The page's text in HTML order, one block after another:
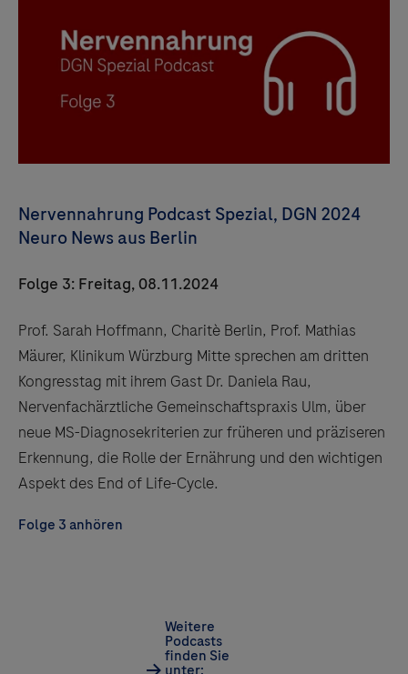
Nervennahrung Podcast Spezial, DGN 2024
Neuro News aus Berlin
Folge 3: Freitag, 08.11.2024
Prof. Sarah Hoffmann, Charitè Berlin, Prof. Mathias
Mäurer, Klinikum Würzburg Mitte sprechen am dritten
Kongresstag mit ihrem Gast Dr. Daniela Rau,
Nervenfachärztliche Gemeinschaftspraxis Ulm, über
neue MS-Diagnosekriterien zur früheren und präziseren
Erkennung, die Rolle der Ernährung und den wichtigen
Aspekt des End of Life-Cycle.
Folge 3 anhören
Weitere
Podcasts
finden Sie